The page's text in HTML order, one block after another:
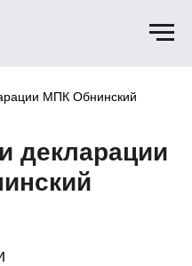
МПК Обнинский
декларации